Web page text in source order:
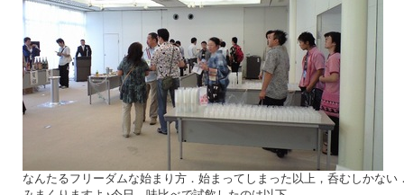
なんたるフリーダムな始まり方．始まってしまった以上，呑むしかない